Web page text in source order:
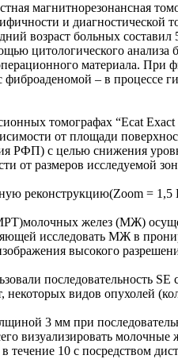
магнитнорезонансная
и диагностической
возраст больных
цитологического анализа
материала.
– в процессе
томографах “Ecat
от площади
РФП) с целью снижения
от размеров исследуемой
реконструкцию(Zoom =
желез (МЖ)
исследовать МЖ в
высокого
последовательность
некоторых видов опухолей
3 мм при
визуализировать
10 с посредством